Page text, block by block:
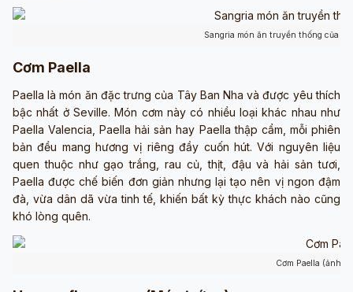
Sangria món ăn truyền thống của
Cơm Paella
Paella là món ăn đặc trưng của Tây Ban Nha và được yêu thích
bậc nhất ở Seville. Món cơm này có nhiều loại khác nhau như
Paella Valencia, Paella hải sản hay Paella thập cẩm, mỗi phiên
bản đều mang hương vị riêng đầy cuốn hút. Với nguyên liệu
quen thuộc như gạo trắng, rau củ, thịt, đậu và hải sản tươi,
Paella được chế biến đơn giản nhưng lại tạo nên vị ngon đậm
đà, vừa dân dã vừa tinh tế, khiến bất kỳ thực khách nào cũng
khó lòng quên.
Cơm Paella (ảnh